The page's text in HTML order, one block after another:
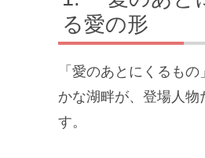
る愛の形
「愛のあとにくるも
かな湖畔が、登場人
す。